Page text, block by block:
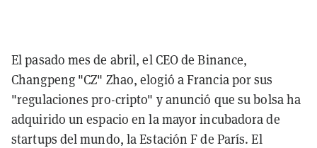
El pasado mes de abril, el CEO de Binance,
Changpeng "CZ" Zhao, elogió a Francia por sus
"regulaciones pro-cripto" y anunció que su bolsa ha
adquirido un espacio en la mayor incubadora de
startups del mundo, la Estación F de París. El